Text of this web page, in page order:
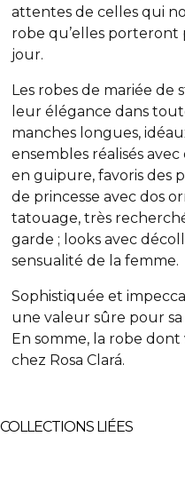
attentes de celles qui
robe qu’elles
jour.
Les robes de mariée
leur élégance dans
manches longues,
ensembles réalisés avec
en guipure, favoris des
de princesse avec dos
tatouage, très
garde ; looks avec
sensualité de la femme.
Sophistiquée et
une valeur sûre pour
En somme, la robe
chez Rosa Clará.
COLLECTIONS LIÉES